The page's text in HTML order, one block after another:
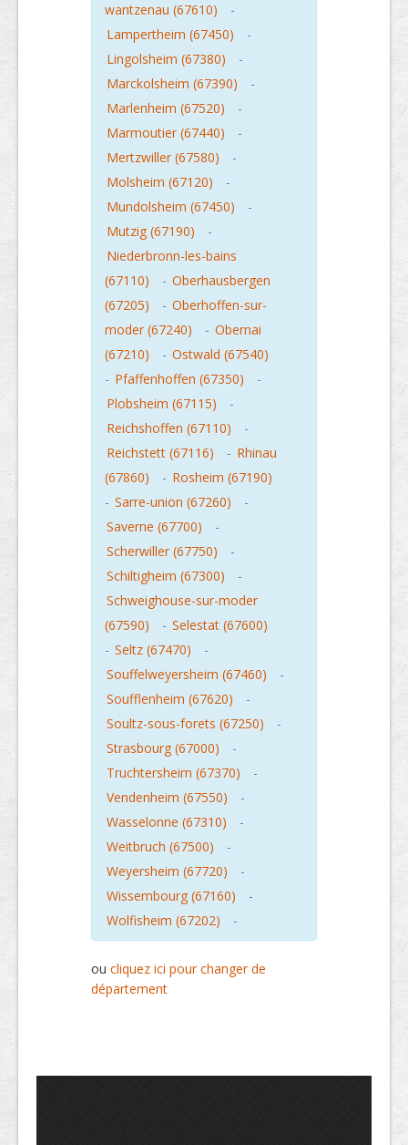
wantzenau (67610)
-
Lampertheim (67450)
-
Lingolsheim (67380)
-
Marckolsheim (67390)
-
Marlenheim (67520)
-
Marmoutier (67440)
-
Mertzwiller (67580)
-
Molsheim (67120)
-
Mundolsheim (67450)
-
Mutzig (67190)
-
Niederbronn-les-bains
(67110)
- Oberhausbergen
(67205)
- Oberhoffen-sur-
moder (67240)
- Obernai
(67210)
- Ostwald (67540)
- Pfaffenhoffen (67350)
-
Plobsheim (67115)
-
Reichshoffen (67110)
-
Reichstett (67116)
- Rhinau
(67860)
- Rosheim (67190)
- Sarre-union (67260)
-
Saverne (67700)
-
Scherwiller (67750)
-
Schiltigheim (67300)
-
Schweighouse-sur-moder
(67590)
- Selestat (67600)
- Seltz (67470)
-
Souffelweyersheim (67460)
-
Soufflenheim (67620)
-
Soultz-sous-forets (67250)
-
Strasbourg (67000)
-
Truchtersheim (67370)
-
Vendenheim (67550)
-
Wasselonne (67310)
-
Weitbruch (67500)
-
Weyersheim (67720)
-
Wissembourg (67160)
-
Wolfisheim (67202)
-
ou cliquez ici pour changer de
département